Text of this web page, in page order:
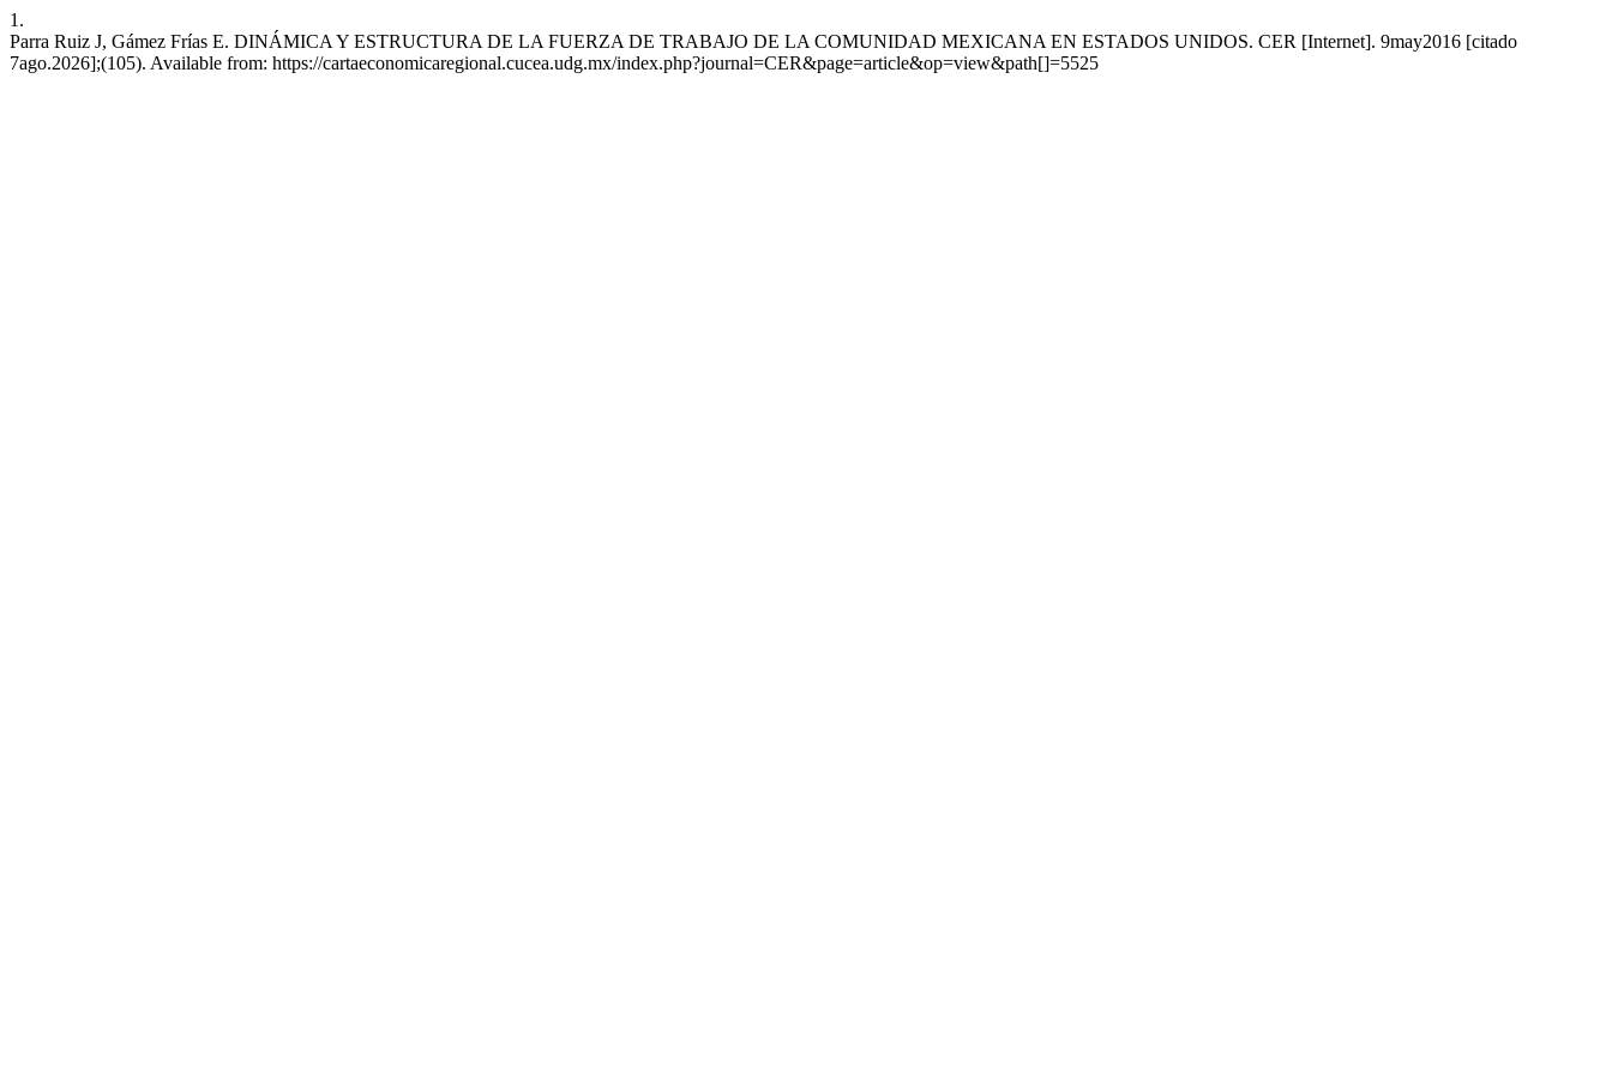
1.
Parra Ruiz J, Gámez Frías E. DINÁMICA Y ESTRUCTURA DE LA FUERZA DE TRABAJO DE LA COMUNIDAD MEXICANA EN ESTADOS UNIDOS. CER [Internet]. 9may2016 [citado
7ago.2026];(105). Available from: https://cartaeconomicaregional.cucea.udg.mx/index.php?journal=CER&page=article&op=view&path[]=5525